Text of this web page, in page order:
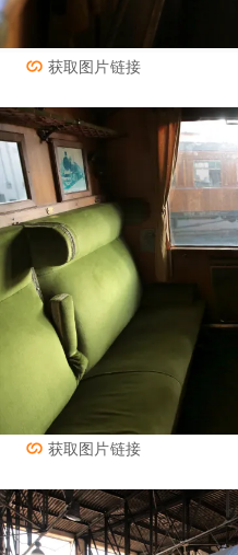
获取图片链接
获取图片链接